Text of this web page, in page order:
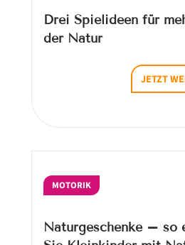
Drei Spielideen für
der Natur
JETZT
MOTORIK
Naturgeschenke – so